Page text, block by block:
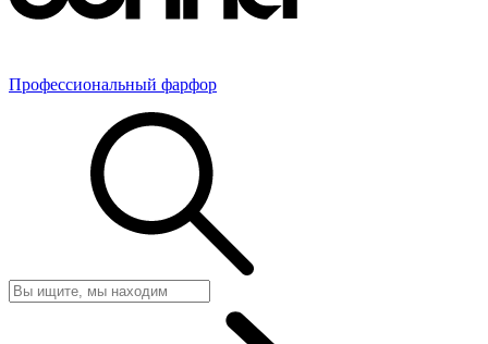
Профессиональный фарфор